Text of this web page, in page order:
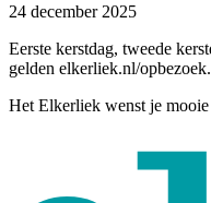
24 december 2025
Eerste kerstdag, tweede
gelden elkerliek.nl/opbezoek.
Het Elkerliek wenst je